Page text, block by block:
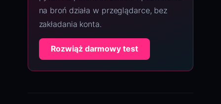
na broń działa w przeglądarce, bez
zakładania konta.
Rozwiąż darmowy test